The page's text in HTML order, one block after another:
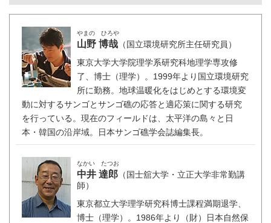
やまの ひろや
山野 博哉 （国立環境研究所主任研究員）
東京大学大学院理学系研究科地理学専攻修
了、博士（理学）。1999年より国立環境研究
所に勤務。地球温暖化をはじめとする環境変
動に対するサンゴとサンゴ礁の応答と適応策に関する研究
を行っている。現在のフィールドは、太平洋の島々と日
本・韓国の沿岸域。日本サンゴ礁学会誌編集長。
なかい たつお
中井 達郎 （国士舘大学・立正大学非常勤講
師）
東京都立大学理学研究科博士課程満期退学、
博士（理学）。1986年より（財）日本自然保